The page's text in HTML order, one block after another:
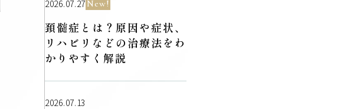
2026.07.27 New!
頚髄症とは？原因や症状、
リハビリなどの治療法をわ
かりやすく解説
2026.07.13